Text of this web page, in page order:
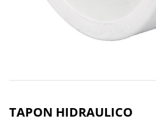
TAPON HIDRAULICO